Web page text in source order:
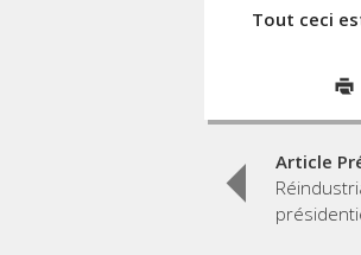
Tout ceci
PostArticle